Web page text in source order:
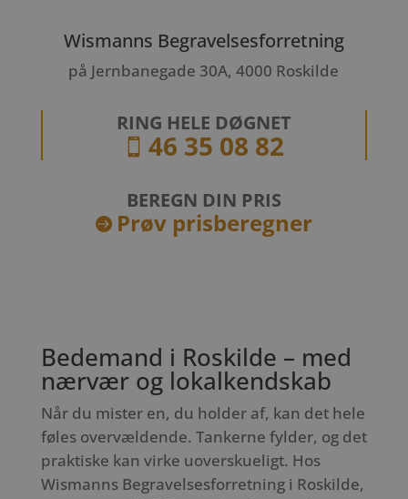
Wismanns Begravelsesforretning
på Jernbanegade 30A, 4000 Roskilde
RING HELE DØGNET
 46 35 08 82
BEREGN DIN PRIS
 Prøv prisberegner
Bedemand i Roskilde – med
nærvær og lokalkendskab
Når du mister en, du holder af, kan det hele
føles overvældende. Tankerne fylder, og det
praktiske kan virke uoverskueligt. Hos
Wismanns Begravelsesforretning i Roskilde,